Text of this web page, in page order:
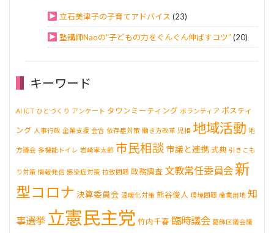
立石美津子の子育てアドバイス (23)
塾講師Naoの“子どもの力をぐんぐん伸ばすコツ” (20)
キーワード
AI ICT ひとづくり アンケート タウンミーティング ボランティア ポスティ
ング 人事行政 企業支援 会合 依存症対策 働き方改革 児相 地域活動 地
方議会 多機能トイレ 岩崎孝太郎 市民相談 市議と連携 式典 引きこも
り対策 情報発信 感染症対策 拉致問題 政務調査 文教常任委員会 新
型コロナ 決算委員会 温暖化対策 熊谷俊人 環境問題 産業用地 知
事選挙 立憲民主党 竹内千春 臨時議会 葛飾区議会議